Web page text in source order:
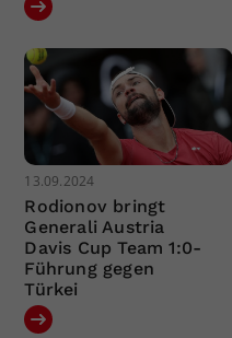
13.09.2024
Rodionov bringt
Generali Austria
Davis Cup Team 1:0-
Führung gegen
Türkei